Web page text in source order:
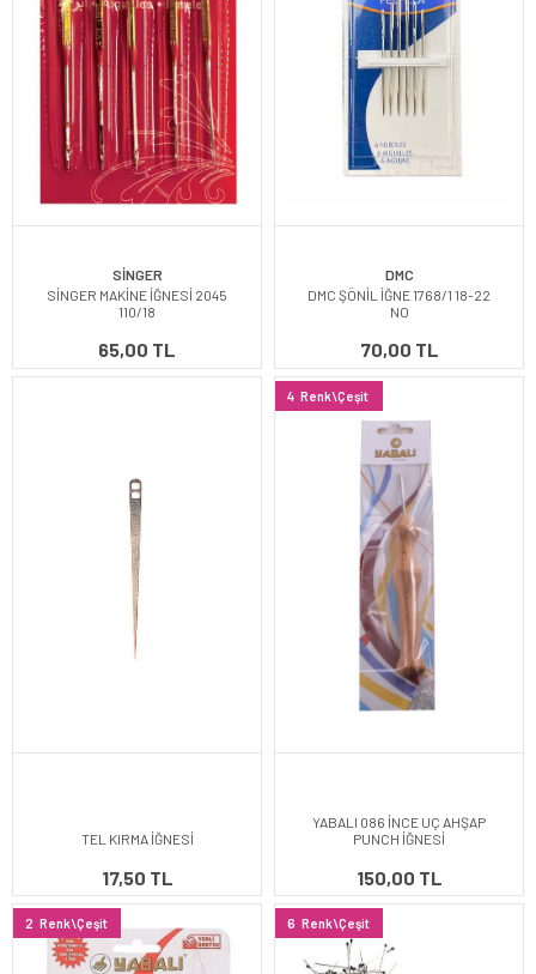
SİNGER
SİNGER MAKİNE İĞNESİ 2045
110/18
65,00 TL
DMC
DMC ŞÖNİL İĞNE 1768/1 18-22
NO
70,00 TL
TEL KIRMA İĞNESİ
17,50 TL
4 Renk\Çeşit
YABALI 086 İNCE UÇ AHŞAP
PUNCH İĞNESİ
150,00 TL
2 Renk\Çeşit 6 Renk\Çeşit